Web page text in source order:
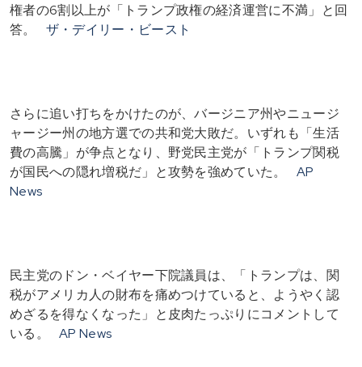
権者の6割以上が「トランプ政権の経済運営に不満」と回
答。
ザ・デイリー・ビースト
さらに追い打ちをかけたのが、バージニア州やニュージ
ャージー州の地方選での共和党大敗だ。いずれも「生活
費の高騰」が争点となり、野党民主党が「トランプ関税
が国民への隠れ増税だ」と攻勢を強めていた。
AP
News
民主党のドン・ベイヤー下院議員は、「トランプは、関
税がアメリカ人の財布を痛めつけていると、ようやく認
めざるを得なくなった」と皮肉たっぷりにコメントして
いる。
AP News